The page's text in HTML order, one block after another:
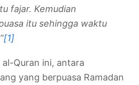
fajar. Kemudian
itu sehingga waktu
[1]
Quran ini, antara
yang berpuasa Ramadan